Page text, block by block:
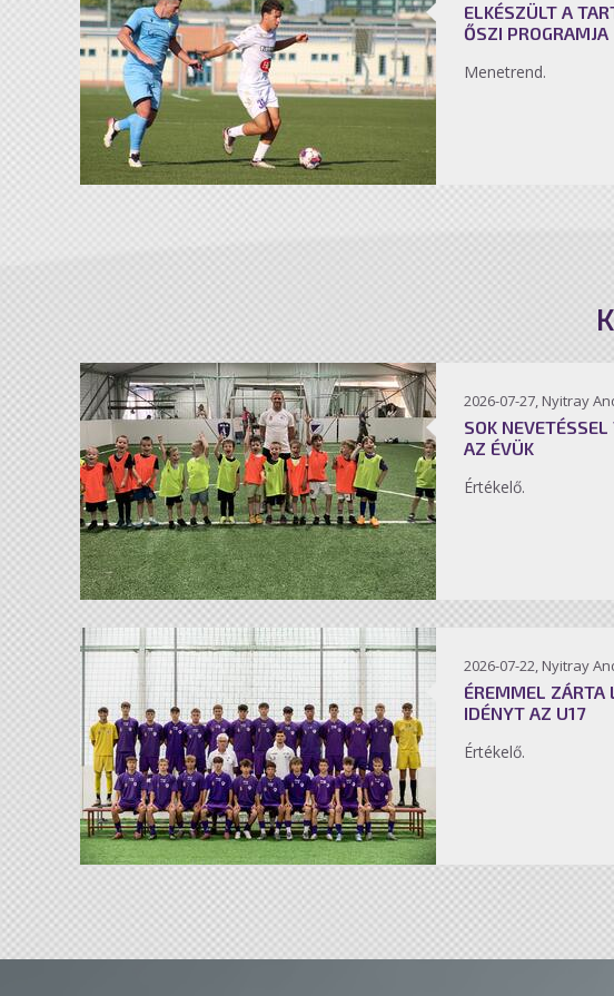
ELKÉSZÜLT A
ŐSZI PROGRAMJA
Menetrend.
2026-07-27, Nyitray
SOK NEVETÉSSEL
AZ ÉVÜK
Értékelő.
2026-07-22, Nyitray
ÉREMMEL ZÁRTA
IDÉNYT AZ U17
Értékelő.